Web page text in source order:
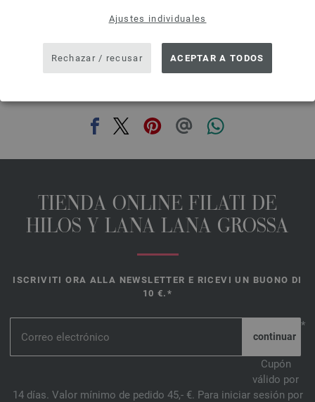
Ajustes individuales
Rechazar / recusar ACEPTAR A TODOS
TIENDA ONLINE FILATI DE
HILOS Y LANA LANA GROSSA
ISCRIVITI ORA ALLA NEWSLETTER E RICEVI UN BUONO DI
10 €.*
*
Cupón
válido por
14 días. Valor mínimo de pedido 45,- €. Para iniciar sesión por